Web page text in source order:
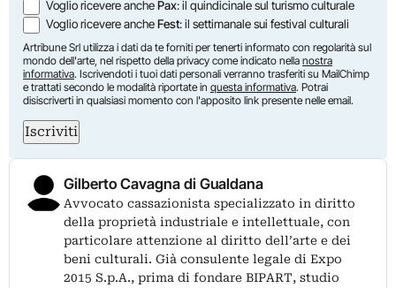
Voglio ricevere anchePax: il quindicinale sul turismo culturale
Voglio ricevere ancheFest: il settimanale sui festival culturali
Artribune Srl utilizza i dati da te forniti per tenerti informato con regolarità sul
mondo dell'arte, nel rispetto della privacy come indicato nella nostra
informativa. Iscrivendoti i tuoi dati personali verranno trasferiti su MailChimp
e trattati secondo le modalità riportate in questa informativa. Potrai
disiscriverti in qualsiasi momento con l'apposito link presente nelle email.
Iscriviti
Gilberto Cavagna di Gualdana
Avvocato cassazionista specializzato in diritto
della proprietà industriale e intellettuale, con
particolare attenzione al diritto dell’arte e dei
beni culturali. Già consulente legale di Expo
2015 S.p.A., prima di fondare BIPART, studio